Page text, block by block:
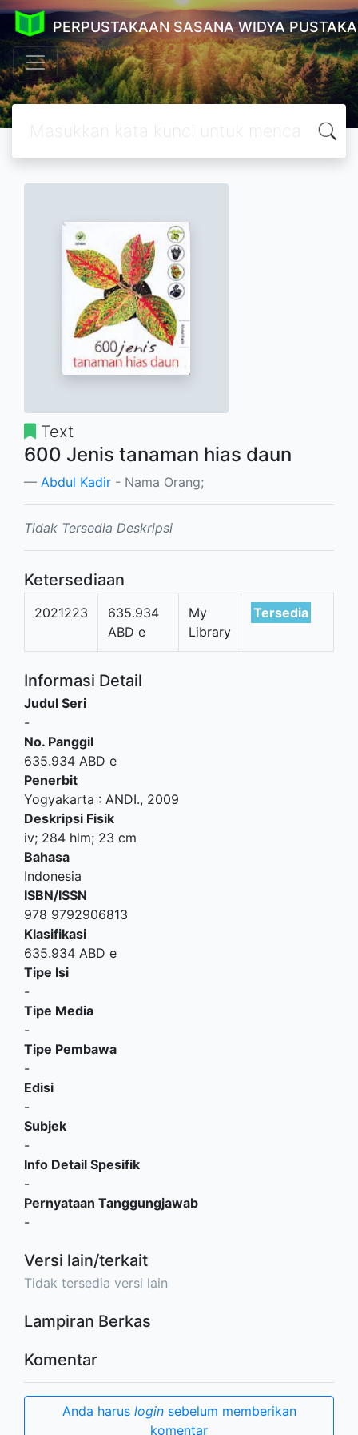
PERPUSTAKAAN SASANA WIDYA
Text
600 Jenis tanaman hias daun
Abdul Kadir - Nama Orang;
Tidak Tersedia Deskripsi
Ketersediaan
2021223
635.934
ABD e
My
Library
Tersedia
Informasi Detail
Judul Seri
-
No. Panggil
635.934 ABD e
Penerbit
Yogyakarta : ANDI., 2009
Deskripsi Fisik
iv; 284 hlm; 23 cm
Bahasa
Indonesia
ISBN/ISSN
978 9792906813
Klasifikasi
635.934 ABD e
Tipe Isi
-
Tipe Media
-
Tipe Pembawa
-
Edisi
-
Subjek
-
Info Detail Spesifik
-
Pernyataan Tanggungjawab
-
Versi lain/terkait
Tidak tersedia versi lain
Lampiran Berkas
Komentar
Anda harus loginsebelum memberikan
komentar